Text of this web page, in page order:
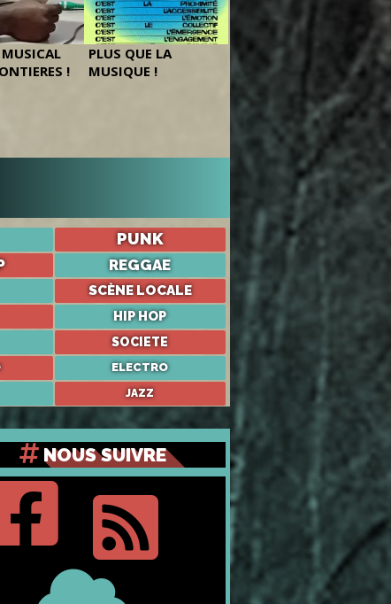
!
PLUS QUE LA
MUSIQUE !
PUNK
REGGAE
SCÈNE LOCALE
HIP HOP
SOCIETE
ELECTRO
JAZZ
NOUS SUIVRE